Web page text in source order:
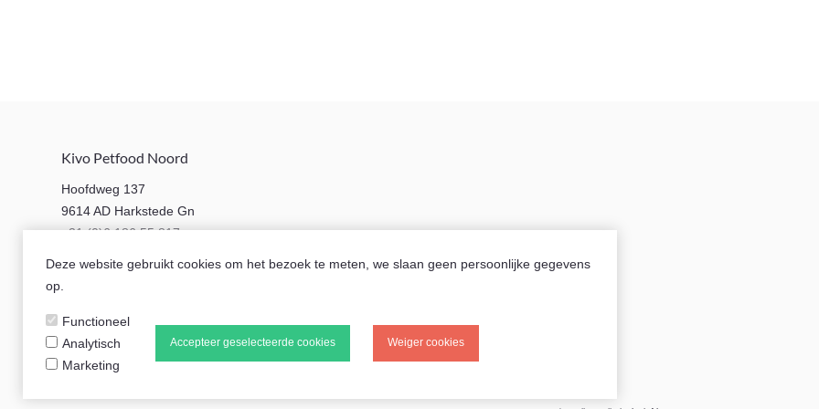
Kivo Petfood Noord
Hoofdweg 137
9614 AD Harkstede Gn
+31 (0)6 186 55 817
Deze website gebruikt cookies om het bezoek te meten, we slaan geen persoonlijke gegevens
op.
Functioneel
Analytisch
Marketing
Accepteer geselecteerde cookies Weiger cookies